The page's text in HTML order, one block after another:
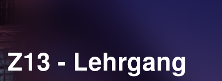
Z13 - Lehrgang